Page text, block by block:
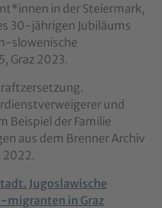
in der Steiermark,
30-jährigen Jubiläums
slowenische
Graz 2023.
und
Beispiel der Familie
aus dem Brenner Archiv
2022.
Jugoslawische
migranten in Graz